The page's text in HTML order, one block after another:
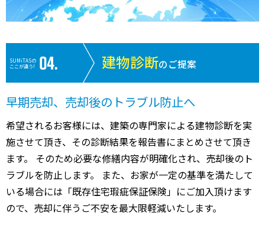
SUMiTASの
ここが違う!
建物診断のご提案
早期売却、売却後のトラブル防止へ
希望されるお客様には、建築の専門家による建物診断を実
施させて頂き、その診断結果を報告書にまとめさせて頂き
ます。 そのため必要な修繕内容が明確化され、売却後のト
ラブルを防止します。 また、お家が一定の基準を満たして
いる場合には「既存住宅瑕疵保証保険」にご加入頂けます
ので、売却に伴うご不安を最大限軽減いたします。